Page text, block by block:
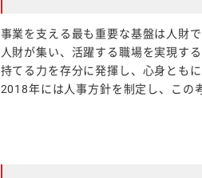
事業を支える最も重要な基盤は人財
人財が集い、活躍する職場を実現す
持てる力を存分に発揮し、心身とも
2018年には人事方針を制定し、この